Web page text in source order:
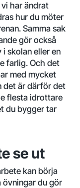
har ändrat
hur du möter
Samma sak
gör också
skolan eller en
farlig. Och det
med mycket
det är därför det
flesta idrottare
du bygger tar
se ut
kan börja
övningar du gör